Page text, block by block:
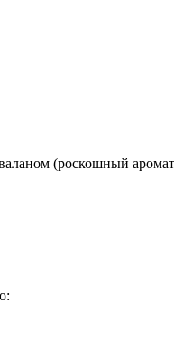
(роскошный